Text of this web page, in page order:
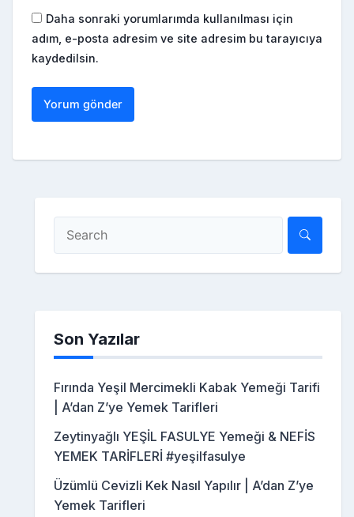
Daha sonraki yorumlarımda kullanılması için
adım, e-posta adresim ve site adresim bu tarayıcıya
kaydedilsin.
Son Yazılar
Fırında Yeşil Mercimekli Kabak Yemeği Tarifi
| A’dan Z’ye Yemek Tarifleri
Zeytinyağlı YEŞİL FASULYE Yemeği & NEFİS
YEMEK TARİFLERİ #yeşilfasulye
Üzümlü Cevizli Kek Nasıl Yapılır | A’dan Z’ye
Yemek Tarifleri